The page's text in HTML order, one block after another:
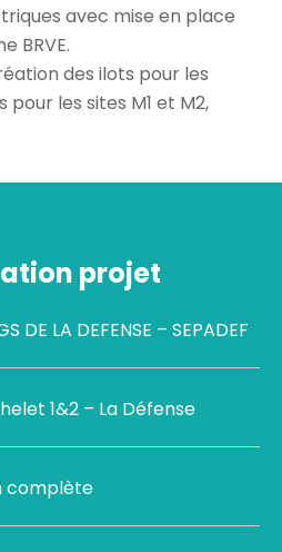
avec mise en place
BRVE.
des ilots pour les
les sites M1 et M2,
projet
DE LA DEFENSE – SEPADEF
1&2 – La Défense
complète